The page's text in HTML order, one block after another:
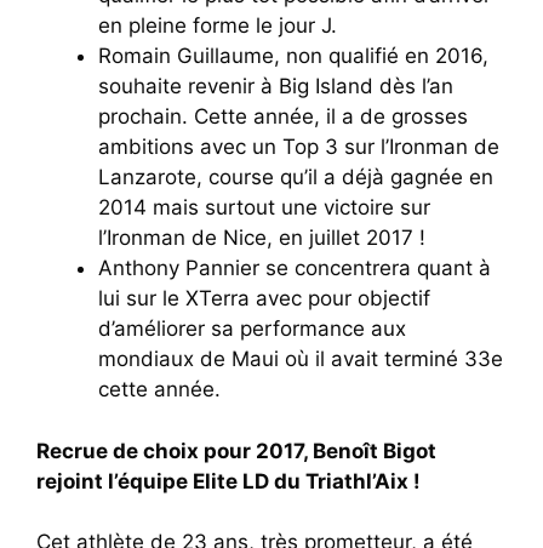
en pleine forme le jour J.
Romain Guillaume, non qualifié en 2016,
souhaite revenir à Big Island dès l’an
prochain. Cette année, il a de grosses
ambitions avec un Top 3 sur l’Ironman de
Lanzarote, course qu’il a déjà gagnée en
2014 mais surtout une victoire sur
l’Ironman de Nice, en juillet 2017 !
Anthony Pannier se concentrera quant à
lui sur le XTerra avec pour objectif
d’améliorer sa performance aux
mondiaux de Maui où il avait terminé 33e
cette année.
Recrue de choix pour 2017, Benoît Bigot
rejoint l’équipe Elite LD du Triathl’Aix !
Cet athlète de 23 ans, très prometteur, a été